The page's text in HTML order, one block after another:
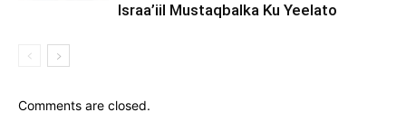
Israa’iil Mustaqbalka Ku Yeelato
Comments are closed.